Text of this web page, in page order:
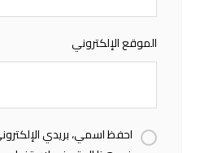
الموقع الإلكتروني
احفظ اسمي، بريدي